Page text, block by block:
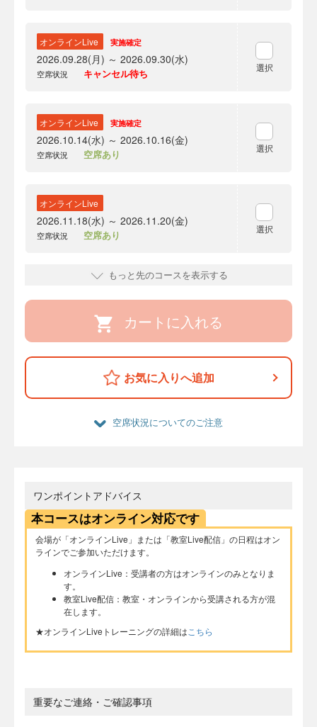
オンラインLive 実施確定
2026.09.28(月) ～ 2026.09.30(水)
空席状況 キャンセル待ち 選択
オンラインLive 実施確定
2026.10.14(水) ～ 2026.10.16(金)
空席状況 空席あり 選択
オンラインLive
2026.11.18(水) ～ 2026.11.20(金)
空席状況 空席あり 選択
もっと先のコースを表示する
カートに入れる
お気に入りへ追加
空席状況についてのご注意
ワンポイントアドバイス
本コースはオンライン対応です
会場が「オンラインLive」または「教室Live配信」の日程はオン
ラインでご参加いただけます。
オンラインLive：受講者の方はオンラインのみとなりま
す。
教室Live配信：教室・オンラインから受講される方が混
在します。
★オンラインLiveトレーニングの詳細は こちら
重要なご連絡・ご確認事項